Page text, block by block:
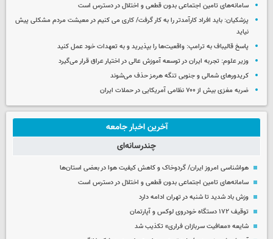
سامانه‌های تامین اجتماعی بدون قطعی و اختلال در دسترس است
پزشکیان: باید افراد کارآمدتر را به کار گرفت/ کاری می کنیم در معیشت مردم مشکلی پیش
نیاید
پاسخ قالیباف به ترامپ: واقعیت‌ها را بپذیرید و به تعهدات خود عمل کنید
وزیر علوم: تجربه ایران در توسعه آموزش عالی در اختیار عراق قرار می‌گیرد
کریدورهای شمالی و جنوبی تنگه هرمز حذف می‌شوند
ضربه مغزی بیش از ۷۰۰ نظامی آمریکایی در حملات ایران
آخرین اخبار جامعه
چندرسانه‌ای
هواشناسی امروز ایران/ گردوخاک و کاهش کیفیت هوا در بعضی استان‌ها
سامانه‌های تامین اجتماعی بدون قطعی و اختلال در دسترس است
وزش باد شدید تا شنبه در تهران ادامه دارد
توقیف ۱۷۲ دستگاه خودروی لوکس و آپارتمان
شایعه «معافیت سربازان فراری» تکذیب شد